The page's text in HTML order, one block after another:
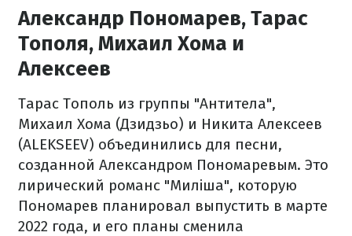
Александр Пономарев, Тарас
Тополя, Михаил Хома и
Алексеев
Тарас Тополь из группы "Антитела",
Михаил Хома (Дзидзьо) и Никита Алексеев
(ALEKSEEV) объединились для песни,
созданной Александром Пономаревым. Это
лирический романс "Миліша", которую
Пономарев планировал выпустить в марте
2022 года, и его планы сменила